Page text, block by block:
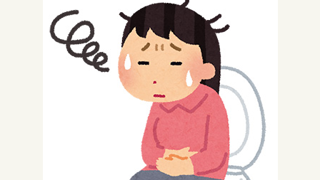
悩みの方は
お気軽にご相談下さい
胃やお尻の不調は、早期の検査・治療が大切
江東区で30年以上の実績を持つ専門医
あなたのお悩みに真摯に向き合います。